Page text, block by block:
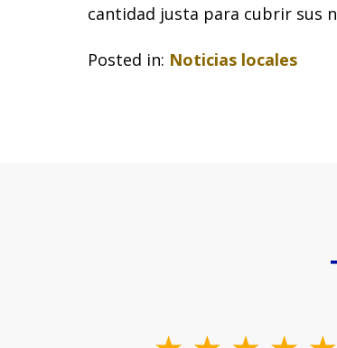
cantidad justa para cubrir sus
Posted in: Noticias locales